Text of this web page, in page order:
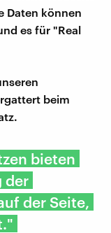
Daten können
es für "Real
beim
bieten
der
der Seite,